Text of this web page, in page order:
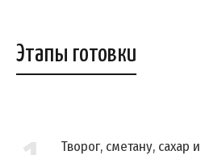
Этапы готовки
Творог, сметану, сахар